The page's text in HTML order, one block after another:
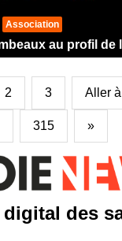
Association
au profil de
2 3 Aller
315 »
digital des